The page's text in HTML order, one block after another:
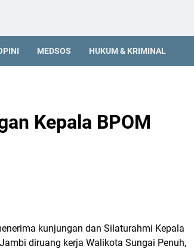
MEDSOS HUKUM & KRIMINAL
Kepala BPOM
kunjungan dan Silaturahmi Kepala
diruang kerja Walikota Sungai Penuh,